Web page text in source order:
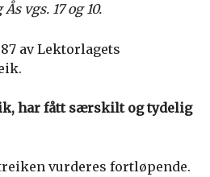
vgs. 17 og 10.
av Lektorlagets
har fått særskilt og tydelig
vurderes fortløpende.